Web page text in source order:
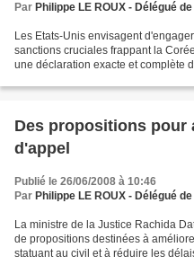
Par Philippe LE ROUX - Délégué
Les Etats-Unis envisagent
sanctions cruciales frappant la
une déclaration exacte et complète
Des propositions pour
d'appel
Publié le 26/06/2008 à 10:46
Par Philippe LE ROUX - Délégué
La ministre de la Justice Rachida
de propositions destinées à
statuant au civil et à réduire les